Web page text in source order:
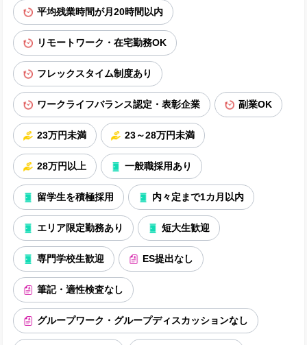
平均残業時間が月20時間以内
リモートワーク・在宅勤務OK
フレックスタイム制度あり
ワークライフバランス認定・表彰企業 副業OK
23万円未満 23～28万円未満
28万円以上 一般職採用あり
留学生を積極採用 内々定まで1カ月以内
エリア限定勤務あり 短大生歓迎
専門学校生歓迎 ES提出なし
筆記・適性検査なし
グループワーク・グループディスカッションなし